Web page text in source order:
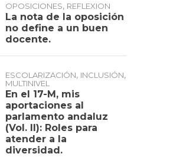
OPOSICIONES, REFLEXION
La nota de la oposición
no define a un buen
docente.
ESCOLARIZACIÓN, INCLUSIÓN,
MULTINIVEL
En el 17-M, mis
aportaciones al
parlamento andaluz
(Vol. II): Roles para
atender a la
diversidad.